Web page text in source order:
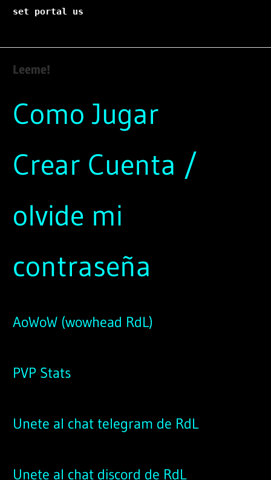
set portal us
Leeme!
Como Jugar
Crear Cuenta /
olvide mi
contraseña
AoWoW (wowhead RdL)
PVP Stats
Unete al chat telegram de RdL
Unete al chat discord de RdL